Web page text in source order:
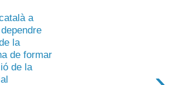
a
la
de formar
de la